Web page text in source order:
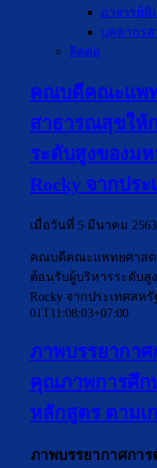
อาจารย์พิ
บุคลากร
ติดต่อ
คณบดีคณะแพ
สาธารณสุขให้
ระดับสูงของม
Rocky จากประ
เมื่อวันที่ 5 มีนาคม
คณบดีคณะแพทยศาสต
ต้อนรับผู้บริหารระดับสู
Rocky จากประเทศสหรั
01T11:08:03+07:00
ภาพบรรยากาศ
คุณภาพการศึก
หลักสูตร ตามเ
ภาพบรรยากาศกา